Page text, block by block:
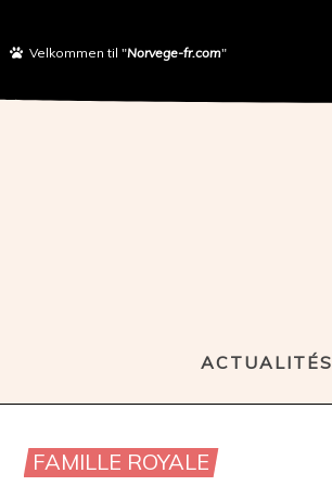
Velkommen til "Norvege-fr.com"
ACTUALITÉS
FAMILLE ROYALE